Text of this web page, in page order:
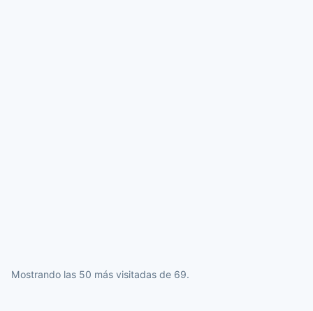
Mostrando las 50 más visitadas de 69.